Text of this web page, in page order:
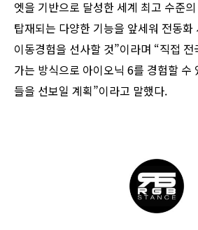
엣을 기반으로 달성한 세계 최고 수준
탑재되는 다양한 기능을 앞세워 전동화
이동경험을 선사할 것”이라며 “직접
가는 방식으로 아이오닉 6를 경험할 수
들을 선보일 계획”이라고 말했다.